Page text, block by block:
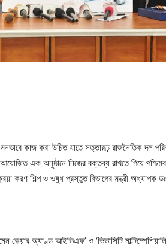
কাজ করা উচিত যাতে সত্তারূঢ় রাজনৈতিক দল
আয়োজিত এক অনুষ্ঠানে নিজের বক্তব্য রাখতে গিয়ে
করণ শিল্প ও ওষুধ প্রস্তুত বিভাগের মন্ত্রী অধ্যাপক
কেয়ার অ্যাণ্ড আইভিএফ’ ও ‘ভিভাসিটি